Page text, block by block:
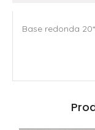
Base redonda